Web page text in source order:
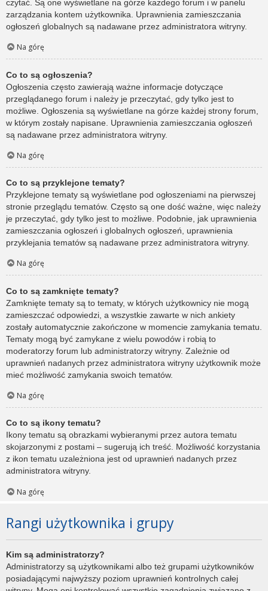
czytać. Są one wyświetlane na górze każdego forum i w panelu
zarządzania kontem użytkownika. Uprawnienia zamieszczania
ogłoszeń globalnych są nadawane przez administratora witryny.
Na górę
Co to są ogłoszenia?
Ogłoszenia często zawierają ważne informacje dotyczące
przeglądanego forum i należy je przeczytać, gdy tylko jest to
możliwe. Ogłoszenia są wyświetlane na górze każdej strony forum,
w którym zostały napisane. Uprawnienia zamieszczania ogłoszeń
są nadawane przez administratora witryny.
Na górę
Co to są przyklejone tematy?
Przyklejone tematy są wyświetlane pod ogłoszeniami na pierwszej
stronie przeglądu tematów. Często są one dość ważne, więc należy
je przeczytać, gdy tylko jest to możliwe. Podobnie, jak uprawnienia
zamieszczania ogłoszeń i globalnych ogłoszeń, uprawnienia
przyklejania tematów są nadawane przez administratora witryny.
Na górę
Co to są zamknięte tematy?
Zamknięte tematy są to tematy, w których użytkownicy nie mogą
zamieszczać odpowiedzi, a wszystkie zawarte w nich ankiety
zostały automatycznie zakończone w momencie zamykania tematu.
Tematy mogą być zamykane z wielu powodów i robią to
moderatorzy forum lub administratorzy witryny. Zależnie od
uprawnień nadanych przez administratora witryny użytkownik może
mieć możliwość zamykania swoich tematów.
Na górę
Co to są ikony tematu?
Ikony tematu są obrazkami wybieranymi przez autora tematu
skojarzonymi z postami – sugerują ich treść. Możliwość korzystania
z ikon tematu uzależniona jest od uprawnień nadanych przez
administratora witryny.
Na górę
Rangi użytkownika i grupy
Kim są administratorzy?
Administratorzy są użytkownikami albo też grupami użytkowników
posiadającymi najwyższy poziom uprawnień kontrolnych całej